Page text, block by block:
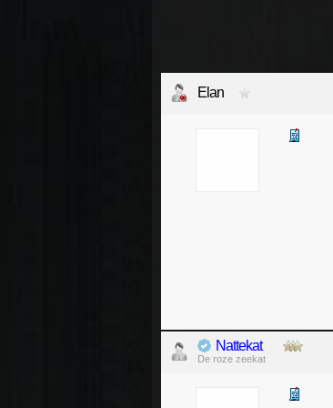
Elan
Nattekat
De roze zeekat